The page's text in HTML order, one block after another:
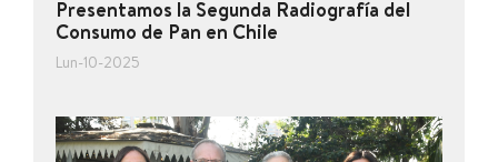
Presentamos la Segunda Radiografía del
Consumo de Pan en Chile
Lun-10-2025